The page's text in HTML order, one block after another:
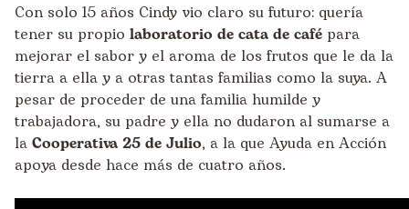
Con solo 15 años Cindy vio claro su futuro: quería
tener su propio laboratorio de cata de café para
mejorar el sabor y el aroma de los frutos que le da la
tierra a ella y a otras tantas familias como la suya. A
pesar de proceder de una familia humilde y
trabajadora, su padre y ella no dudaron al sumarse a
la Cooperativa 25 de Julio, a la que Ayuda en Acción
apoya desde hace más de cuatro años.